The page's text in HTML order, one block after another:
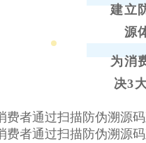
建立
源
为消
决3
者通过扫描防伪溯源
费者通过扫描防伪溯源